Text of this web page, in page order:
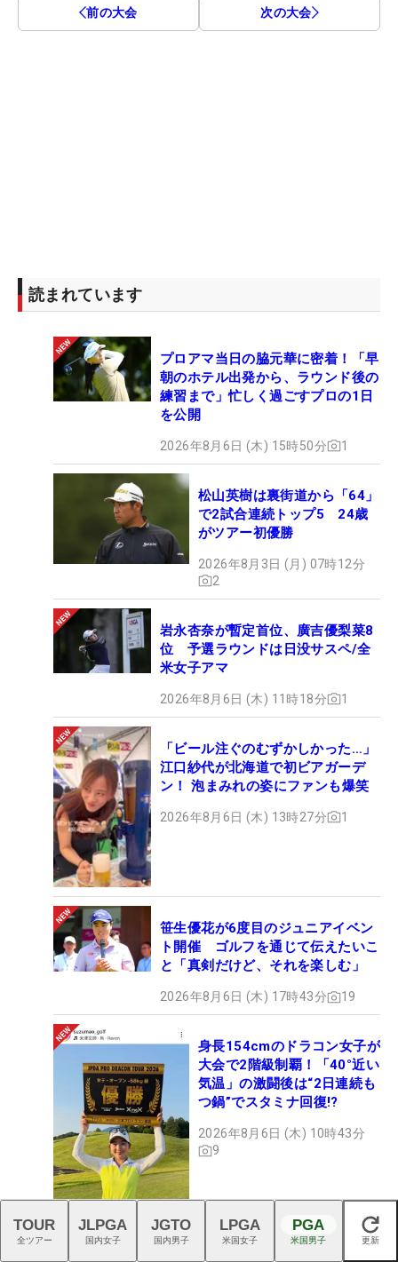
前の大会 次の大会
読まれています
プロアマ当日の脇元華に密着！「早
朝のホテル出発から、ラウンド後の
練習まで」忙しく過ごすプロの1日
を公開
2026年8月6日 (木) 15時50分 1
松山英樹は裏街道から「64」
で2試合連続トップ5 24歳
がツアー初優勝
2026年8月3日 (月) 07時12分
2
岩永杏奈が暫定首位、廣吉優梨菜8
位 予選ラウンドは日没サスペ/全
米女子アマ
2026年8月6日 (木) 11時18分 1
「ビール注ぐのむずかしかった…」
江口紗代が北海道で初ビアガーデ
ン！ 泡まみれの姿にファンも爆笑
2026年8月6日 (木) 13時27分 1
笹生優花が6度目のジュニアイベン
ト開催 ゴルフを通じて伝えたいこ
と「真剣だけど、それを楽しむ」
2026年8月6日 (木) 17時43分 19
身長154cmのドラコン女子が
大会で2階級制覇！「40°近い
気温」の激闘後は“2日連続も
つ鍋”でスタミナ回復!?
2026年8月6日 (木) 10時43分
9
閉じる
TOUR
全ツアー
JLPGA
国内女子
JGTO
国内男子
LPGA
米国女子
PGA
米国男子 更新